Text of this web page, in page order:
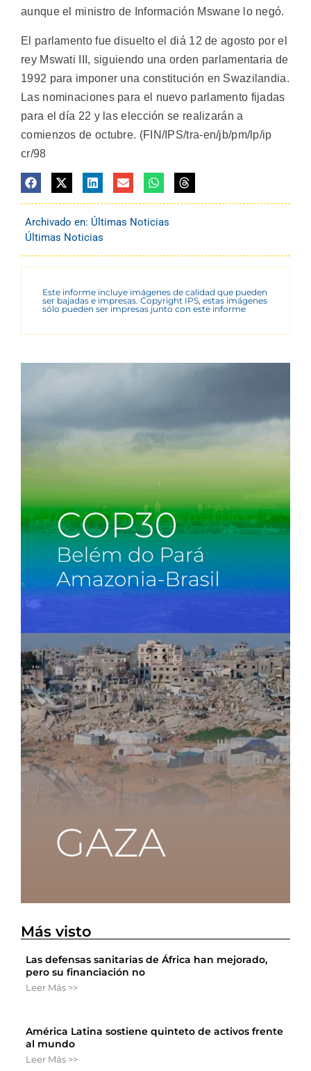
aunque el ministro de Información Mswane lo negó.
El parlamento fue disuelto el diá 12 de agosto por el
rey Mswati III, siguiendo una orden parlamentaria de
1992 para imponer una constitución en Swazilandia.
Las nominaciones para el nuevo parlamento fijadas
para el día 22 y las elección se realizarán a
comienzos de octubre. (FIN/IPS/tra-en/jb/pm/lp/ip
cr/98
Archivado en: Últimas Noticias
Últimas Noticias
Este informe incluye imágenes de calidad que pueden
ser bajadas e impresas. Copyright IPS, estas imágenes
sólo pueden ser impresas junto con este informe
Más visto
Las defensas sanitarias de África han mejorado,
pero su financiación no
Leer Más >>
América Latina sostiene quinteto de activos frente
al mundo
Leer Más >>